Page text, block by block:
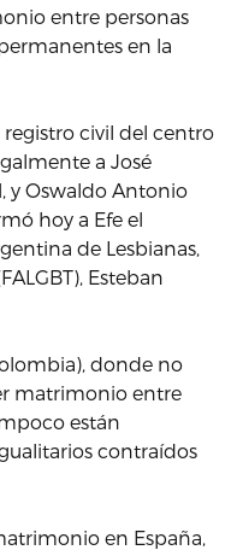
entre personas
en la
registro civil del centro
a José
y Oswaldo Antonio
hoy a Efe el
de Lesbianas,
Esteban
donde no
matrimonio entre
están
contraídos
en España,